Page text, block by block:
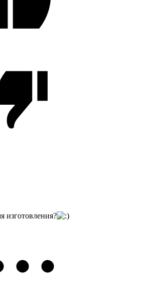
изготовления?